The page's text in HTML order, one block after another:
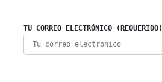
TU CORREO ELECTRÓNICO (REQUERIDO)